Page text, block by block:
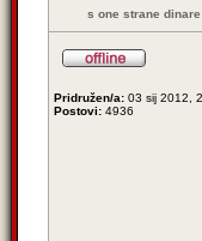
s one strane dinare
Pridružen/a: 03 sij 2012,
Postovi: 4936